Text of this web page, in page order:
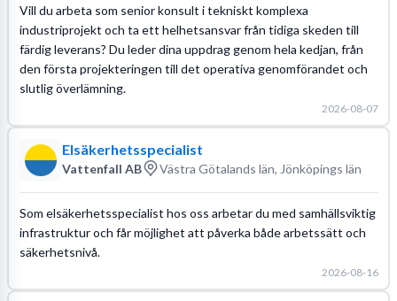
Vill du arbeta som senior konsult i tekniskt komplexa
industriprojekt och ta ett helhetsansvar från tidiga skeden till
färdig leverans? Du leder dina uppdrag genom hela kedjan, från
den första projekteringen till det operativa genomförandet och
slutlig överlämning.
2026-08-07
Elsäkerhetsspecialist
Vattenfall AB Västra Götalands län, Jönköpings län
Som elsäkerhetsspecialist hos oss arbetar du med samhällsviktig
infrastruktur och får möjlighet att påverka både arbetssätt och
säkerhetsnivå.
2026-08-16